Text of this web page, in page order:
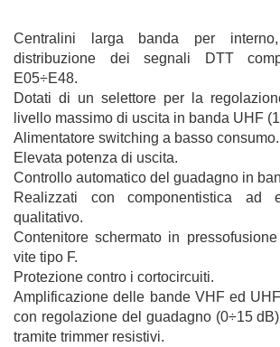
Centralini larga banda per
distribuzione dei segnali DTT
E05÷E48.
Dotati di un selettore per la
livello massimo di uscita in banda UHF
Alimentatore switching a basso consumo.
Elevata potenza di uscita.
Controllo automatico del guadagno in
Realizzati con componentistica ad
qualitativo.
Contenitore schermato in
vite tipo F.
Protezione contro i cortocircuiti.
Amplificazione delle bande VHF ed
con regolazione del guadagno (0÷15
tramite trimmer resistivi.